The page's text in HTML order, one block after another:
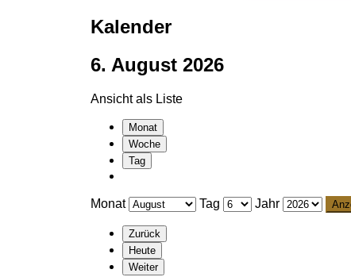
Kalender
6. August 2026
Ansicht als Liste
Monat
Woche
Tag
Monat Tag Jahr
Zurück
Heute
Weiter